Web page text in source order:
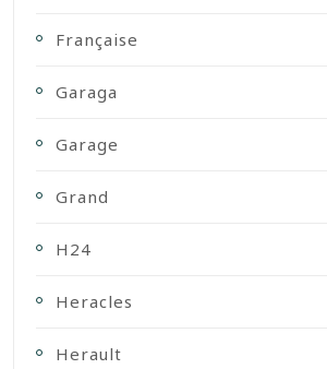
Française
Garaga
Garage
Grand
H24
Heracles
Herault